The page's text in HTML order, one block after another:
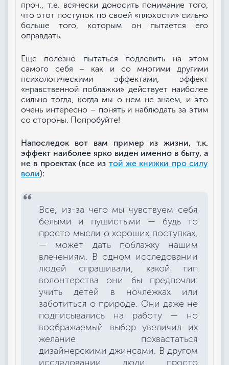
проч., т.е. всячески доносить понимание того,
что этот поступок по своей «плохости» сильно
больше того, которым он пытается его
оправдать.
Еще полезно пытаться подловить на этом
самого себя – как и со многими другими
психологическими эффектами, эффект
«нравственной поблажки» действует наиболее
сильно тогда, когда мы о нем не знаем, и это
очень интересно – понять и наблюдать за этим
со стороны. Попробуйте!
Напоследок вот вам пример из жизни, т.к.
эффект наиболее ярко виден именно в быту, а
не в проектах (все из той же книжки про силу
воли):
Все, из-за чего мы чувствуем себя
белыми и пушистыми — будь то
просто мысли о хороших поступках,
— может дать поблажку нашим
влечениям. В одном исследовании
людей спрашивали, какой тип
волонтерства они бы предпочли:
учить детей в ночлежках или
заботиться о природе. Они даже не
подписывались на работу — но
воображаемый выбор увеличил их
желание похвастаться
дизайнерскими джинсами. В другом
исследовании люди просто